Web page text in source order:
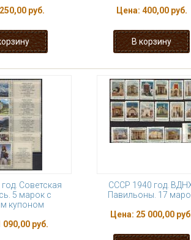
250,00 руб.
Цена: 400,00 руб.
Советская
5 марок с
купоном
090,00 руб.
СССР 1940 год.
Павильоны. 17
Цена: 25 000,00